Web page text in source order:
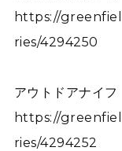
https://
ries/4294250
アウトドアナイフ
https://
ries/4294252